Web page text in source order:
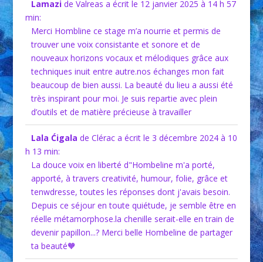
liste
livre
d’or
Lamazi de Valreas a écrit le 12 janvier 2025 à 14 h 57
min:
Merci Hombline ce stage m’a nourrie et permis de
trouver une voix consistante et sonore et de
nouveaux horizons vocaux et mélodiques grâce aux
techniques inuit entre autre.nos échanges mon fait
beaucoup de bien aussi. La beauté du lieu a aussi été
très inspirant pour moi. Je suis repartie avec plein
d’outils et de matière précieuse à travailler
Lala Ćigala de Clérac a écrit le 3 décembre 2024à 10
h 13 min:
La douce voix en liberté d"Hombeline m'a porté,
apporté, à travers creativité, humour, folie, grâce et
tenwdresse, toutes les réponses dont j'avais besoin.
Depuis ce séjour en toute quiétude, je semble être en
réelle métamorphose.la chenille serait-elle en train de
devenir papillon...? Merci belle Hombeline de partager
ta beauté🧡